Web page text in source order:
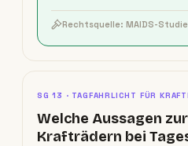
Rechtsquelle: MAIDS-
SG13 · TAGFAHRLICHT FÜR
Welche Aussagen
Krafträdern bei